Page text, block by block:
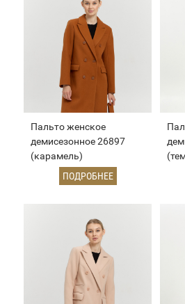
Пальто женское
демисезонное 26897
(карамель)
ПОДРОБНЕЕ